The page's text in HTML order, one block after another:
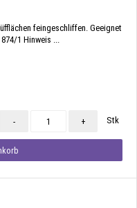
feingeschliffen. Geeignet
1 Hinweis ...
- + Stk